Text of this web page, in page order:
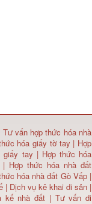
Tư vấn hợp thức hóa nhà
hóa giấy tờ tay | Hợp
giấy tay | Hợp thức hóa
| Hợp thức hóa nhà đất
hóa nhà đất Gò Vấp|
| Dịch vụ kê khai di sản |
kế nhà đất | Tư vấn di